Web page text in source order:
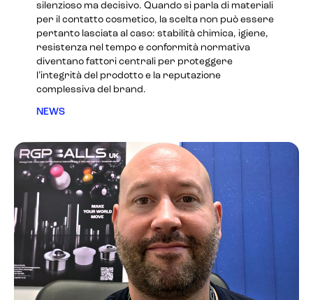
silenzioso ma decisivo. Quando si parla di materiali
per il contatto cosmetico, la scelta non può essere
pertanto lasciata al caso: stabilità chimica, igiene,
resistenza nel tempo e conformità normativa
diventano fattori centrali per proteggere
l’integrità del prodotto e la reputazione
complessiva del brand.
NEWS